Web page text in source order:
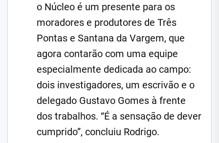
o Núcleo é um presente para os
moradores e produtores de Três
Pontas e Santana da Vargem, que
agora contarão com uma equipe
especialmente dedicada ao campo:
dois investigadores, um escrivão e o
delegado Gustavo Gomes à frente
dos trabalhos. “É a sensação de dever
cumprido”, concluiu Rodrigo.